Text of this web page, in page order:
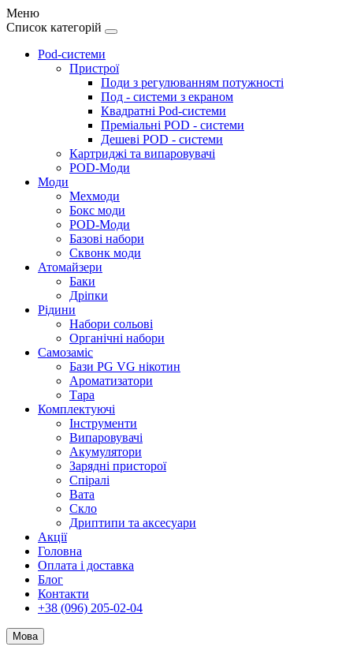
Меню
Список категорій
Pod-системи
Пристрої
Поди з регулюванням потужності
Под - системи з екраном
Квадратні Pod-системи
Преміальні POD - системи
Дешеві POD - системи
Картриджі та випаровувачі
POD-Моди
Моди
Мехмоди
Бокс моди
POD-Моди
Базові набори
Сквонк моди
Атомайзери
Баки
Дріпки
Рідини
Набори сольові
Органічні набори
Самозаміс
Бази PG VG нікотин
Ароматизатори
Тара
Комплектуючі
Інструменти
Випаровувачі
Акумулятори
Зарядні присторої
Спіралі
Вата
Скло
Дриптипи та аксесуари
Акції
Головна
Оплата і доставка
Блог
Контакти
+38 (096) 205-02-04
Мова